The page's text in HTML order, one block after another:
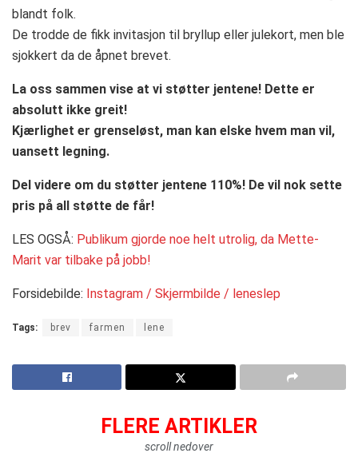
blandt folk.
De trodde de fikk invitasjon til bryllup eller julekort, men ble
sjokkert da de åpnet brevet.
La oss sammen vise at vi støtter jentene! Dette er
absolutt ikke greit!
Kjærlighet er grenseløst, man kan elske hvem man vil,
uansett legning.
Del videre om du støtter jentene 110%! De vil nok sette
pris på all støtte de får!
LES OGSÅ: Publikum gjorde noe helt utrolig, da Mette-
Marit var tilbake på jobb!
Forsidebilde: Instagram / Skjermbilde / leneslep
Tags: brev farmen lene
FLERE ARTIKLER
scroll nedover